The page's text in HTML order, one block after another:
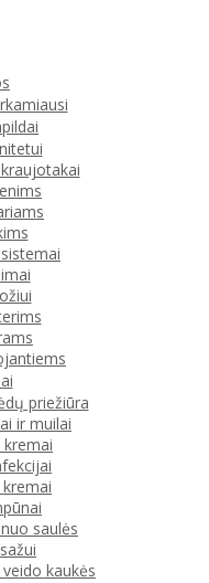
priežiūra
ir muilai
kremai
saulės
kaukės